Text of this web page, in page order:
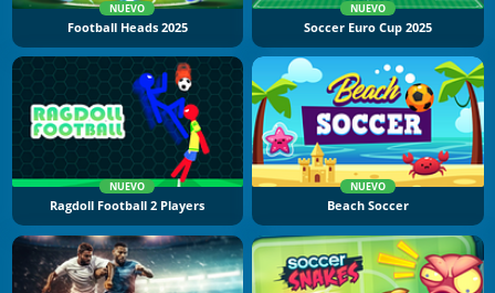
NUEVO
Football Heads 2025
NUEVO
Soccer Euro Cup 2025
NUEVO
Ragdoll Football 2 Players
NUEVO
Beach Soccer